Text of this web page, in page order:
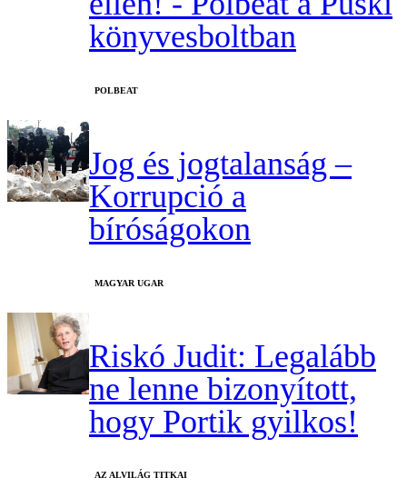
könyvesboltban
‎POLBEAT
Jog és jogtalanság –
Korrupció a
bíróságokon
MAGYAR UGAR
Riskó Judit: Legalább
ne lenne bizonyított,
hogy Portik gyilkos!
AZ ALVILÁG TITKAI